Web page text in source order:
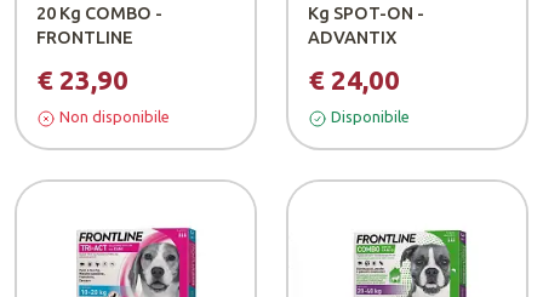
20 Kg COMBO -
FRONTLINE
€ 23,90
Non disponibile
Kg SPOT-ON -
ADVANTIX
€ 24,00
Disponibile